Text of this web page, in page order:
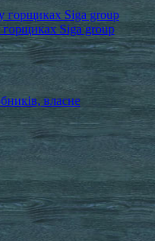
горщиках Siga group
горщиках Siga group
власне